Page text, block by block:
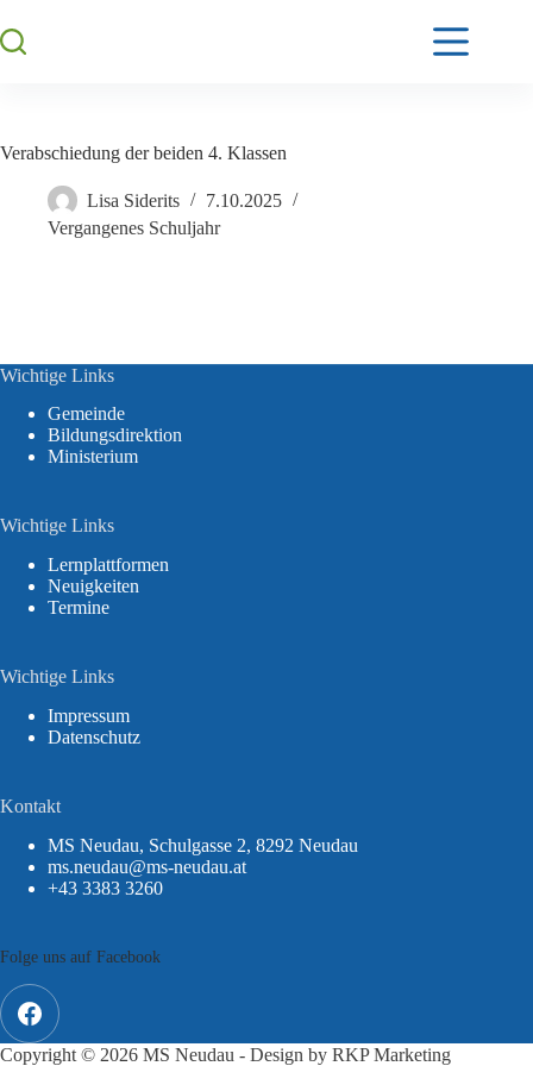
Verabschiedung der beiden 4. Klassen
Lisa Siderits
7.10.2025
Vergangenes Schuljahr
Wichtige Links
Gemeinde
Bildungsdirektion
Ministerium
Wichtige Links
Lernplattformen
Neuigkeiten
Termine
Wichtige Links
Impressum
Datenschutz
Kontakt
MS Neudau, Schulgasse 2, 8292 Neudau
ms.neudau@ms-neudau.at
+43 3383 3260
Folge uns auf Facebook
Copyright © 2026 MS Neudau - Design by RKP Marketing